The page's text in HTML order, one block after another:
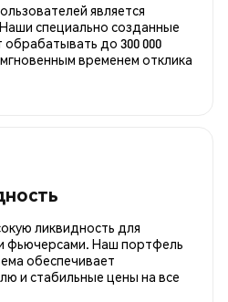
является
специально созданные
до 300 000
временем отклика
ликвидность для
фьючерсами. Наш портфель
обеспечивает
и стабильные цены на все